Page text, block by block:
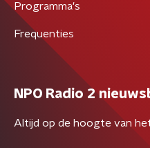
Programma's
Frequenties
NPO Radio 2
Altijd op de hoogte van